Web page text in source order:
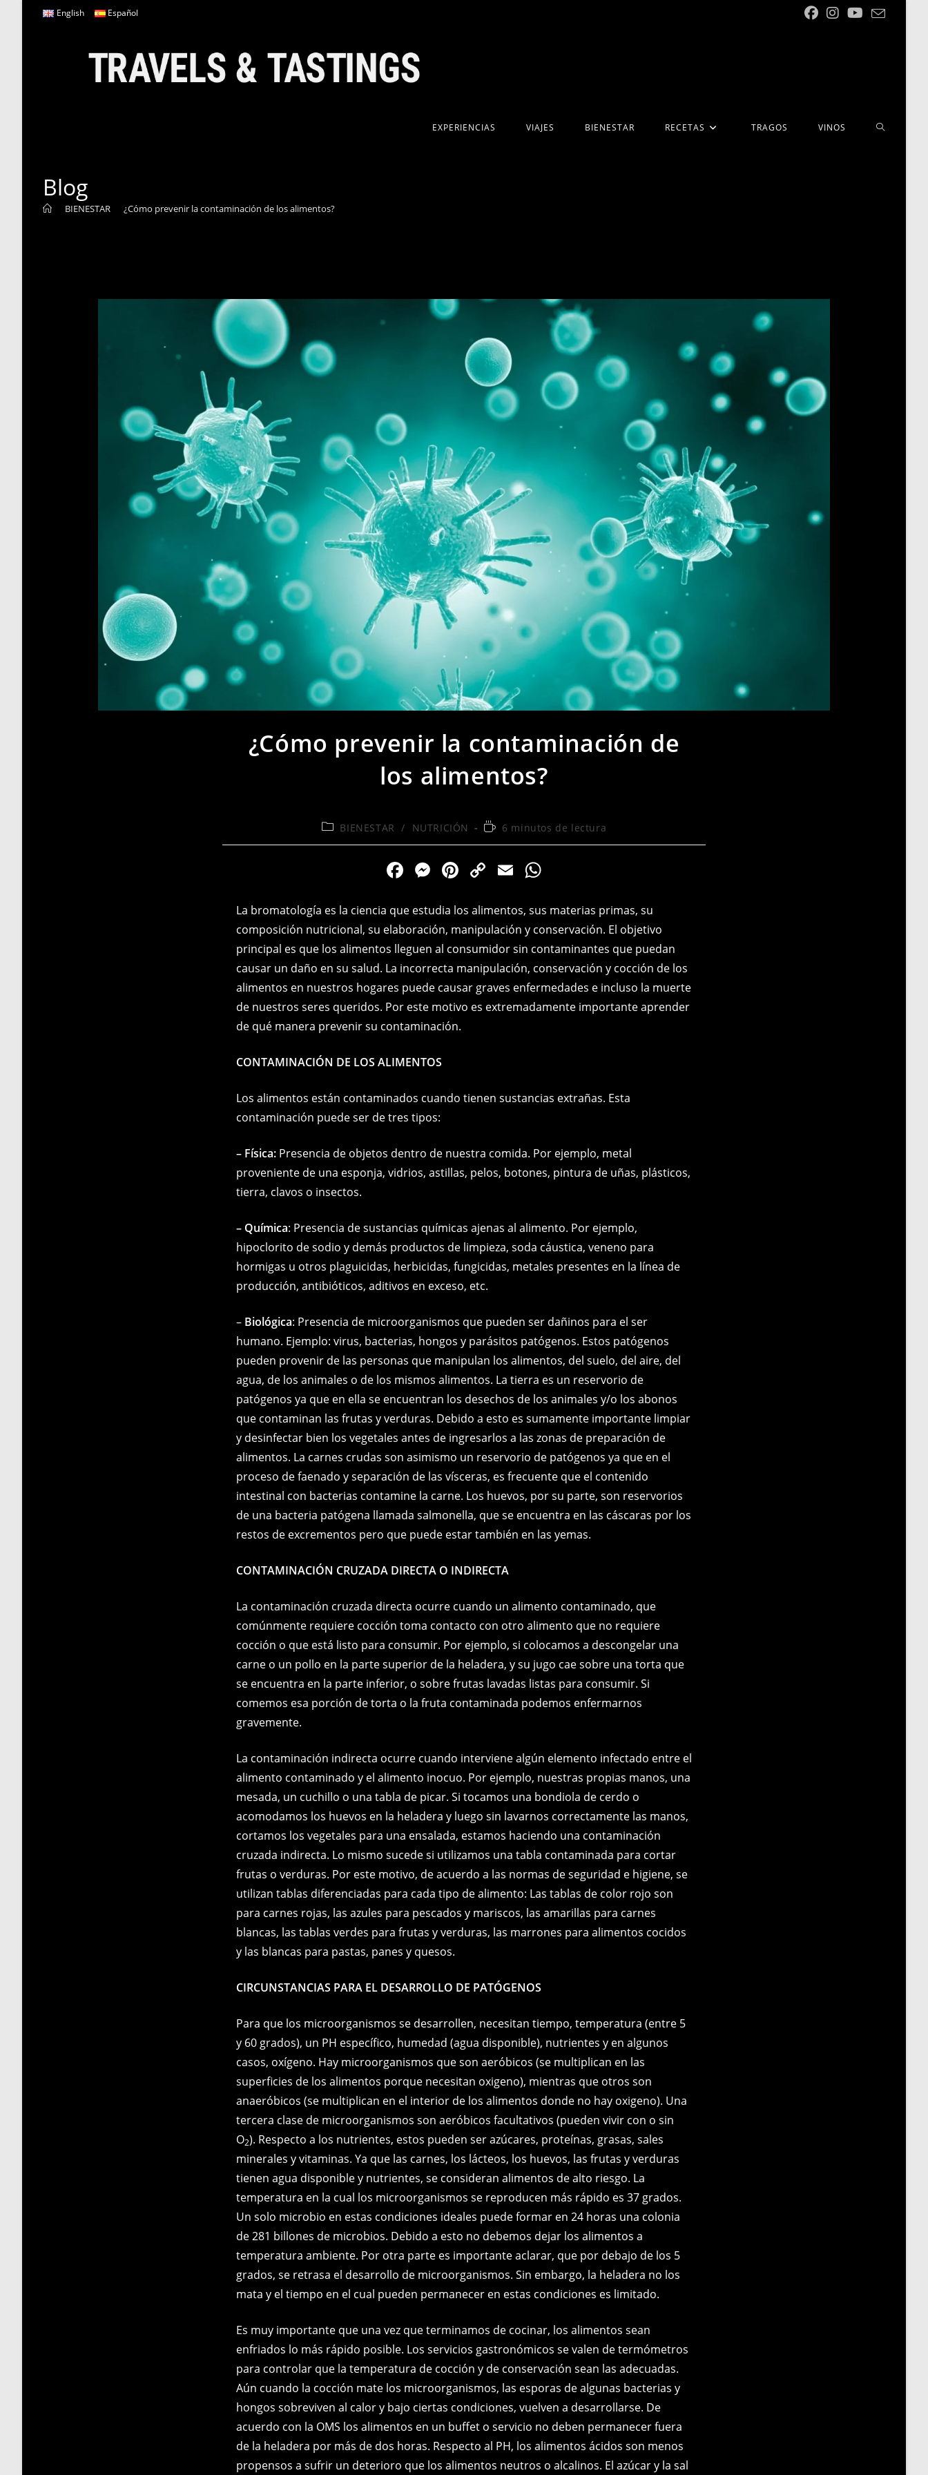
English Español
EXPERIENCIAS VIAJES BIENESTAR RECETAS TRAGOS VINOS
Blog
BIENESTAR ¿Cómo prevenir la contaminación de los alimentos?
¿Cómo prevenir la contaminación de
los alimentos?
Categoría
BIENESTAR / NUTRICIÓN
Tiempo6 minutos de lectura
F
c
e
b
o
o
k
M
ss
e
n
g
er
Pi
er
e
st
C
p
y
Li
n
k
E
ai
l
at
s
A
p
p
La bromatología es la ciencia que estudia los alimentos, sus materias primas, su
composición nutricional, su elaboración, manipulación y conservación. El objetivo
principal es que los alimentos lleguen al consumidor sin contaminantes que puedan
causar un daño en su salud. La incorrecta manipulación, conservación y cocción de los
alimentos en nuestros hogares puede causar graves enfermedades e incluso la muerte
de nuestros seres queridos. Por este motivo es extremadamente importante aprender
de qué manera prevenir su contaminación.
CONTAMINACIÓN DE LOS ALIMENTOS
Los alimentos están contaminados cuando tienen sustancias extrañas. Esta
contaminación puede ser de tres tipos:
– Física: Presencia de objetos dentro de nuestra comida. Por ejemplo, metal
proveniente de una esponja, vidrios, astillas, pelos, botones, pintura de uñas, plásticos,
tierra, clavos o insectos.
– Química: Presencia de sustancias químicas ajenas al alimento. Por ejemplo,
hipoclorito de sodio y demás productos de limpieza, soda cáustica, veneno para
hormigas u otros plaguicidas, herbicidas, fungicidas, metales presentes en la línea de
producción, antibióticos, aditivos en exceso, etc.
– Biológica: Presencia de microorganismos que pueden ser dañinos para el ser
humano. Ejemplo: virus, bacterias, hongos y parásitos patógenos. Estos patógenos
pueden provenir de las personas que manipulan los alimentos, del suelo, del aire, del
agua, de los animales o de los mismos alimentos. La tierra es un reservorio de
patógenos ya que en ella se encuentran los desechos de los animales y/o los abonos
que contaminan las frutas y verduras. Debido a esto es sumamente importante limpiar
y desinfectar bien los vegetales antes de ingresarlos a las zonas de preparación de
alimentos. La carnes crudas son asimismo un reservorio de patógenos ya que en el
proceso de faenado y separación de las vísceras, es frecuente que el contenido
intestinal con bacterias contamine la carne. Los huevos, por su parte, son reservorios
de una bacteria patógena llamada salmonella, que se encuentra en las cáscaras por los
restos de excrementos pero que puede estar también en las yemas.
CONTAMINACIÓN CRUZADA DIRECTA O INDIRECTA
La contaminación cruzada directa ocurre cuando un alimento contaminado, que
comúnmente requiere cocción toma contacto con otro alimento que no requiere
cocción o que está listo para consumir. Por ejemplo, si colocamos a descongelar una
carne o un pollo en la parte superior de la heladera, y su jugo cae sobre una torta que
se encuentra en la parte inferior, o sobre frutas lavadas listas para consumir. Si
comemos esa porción de torta o la fruta contaminada podemos enfermarnos
gravemente.
La contaminación indirecta ocurre cuando interviene algún elemento infectado entre el
alimento contaminado y el alimento inocuo. Por ejemplo, nuestras propias manos, una
mesada, un cuchillo o una tabla de picar. Si tocamos una bondiola de cerdo o
acomodamos los huevos en la heladera y luego sin lavarnos correctamente las manos,
cortamos los vegetales para una ensalada, estamos haciendo una contaminación
cruzada indirecta. Lo mismo sucede si utilizamos una tabla contaminada para cortar
frutas o verduras. Por este motivo, de acuerdo a las normas de seguridad e higiene, se
utilizan tablas diferenciadas para cada tipo de alimento: Las tablas de color rojo son
para carnes rojas, las azules para pescados y mariscos, las amarillas para carnes
blancas, las tablas verdes para frutas y verduras, las marrones para alimentos cocidos
y las blancas para pastas, panes y quesos.
CIRCUNSTANCIAS PARA EL DESARROLLO DE PATÓGENOS
Para que los microorganismos se desarrollen, necesitan tiempo, temperatura (entre 5
y 60 grados), un PH específico, humedad (agua disponible), nutrientes y en algunos
casos, oxígeno. Hay microorganismos que son aeróbicos (se multiplican en las
superficies de los alimentos porque necesitan oxigeno), mientras que otros son
anaeróbicos (se multiplican en el interior de los alimentos donde no hay oxigeno). Una
tercera clase de microorganismos son aeróbicos facultativos (pueden vivir con o sin
O2). Respecto a los nutrientes, estos pueden ser azúcares, proteínas, grasas, sales
minerales y vitaminas. Ya que las carnes, los lácteos, los huevos, las frutas y verduras
tienen agua disponible y nutrientes, se consideran alimentos de alto riesgo. La
temperatura en la cual los microorganismos se reproducen más rápido es 37 grados.
Un solo microbio en estas condiciones ideales puede formar en 24 horas una colonia
de 281 billones de microbios. Debido a esto no debemos dejar los alimentos a
temperatura ambiente. Por otra parte es importante aclarar, que por debajo de los 5
grados, se retrasa el desarrollo de microorganismos. Sin embargo, la heladera no los
mata y el tiempo en el cual pueden permanecer en estas condiciones es limitado.
Es muy importante que una vez que terminamos de cocinar, los alimentos sean
enfriados lo más rápido posible. Los servicios gastronómicos se valen de termómetros
para controlar que la temperatura de cocción y de conservación sean las adecuadas.
Aún cuando la cocción mate los microorganismos, las esporas de algunas bacterias y
hongos sobreviven al calor y bajo ciertas condiciones, vuelven a desarrollarse. De
acuerdo con la OMS los alimentos en un buffet o servicio no deben permanecer fuera
de la heladera por más de dos horas. Respecto al PH, los alimentos ácidos son menos
propensos a sufrir un deterioro que los alimentos neutros o alcalinos. El azúcar y la sal